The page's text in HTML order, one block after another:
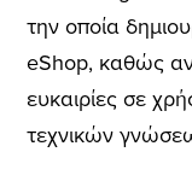
την οποία
eShop, καθώς
ευκαιρίες σε
τεχνικών